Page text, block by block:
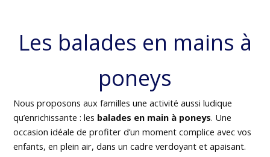
Les balades en mains à
poneys
Nous proposons aux familles une activité aussi ludique
qu’enrichissante : les balades en main à poneys. Une
occasion idéale de profiter d’un moment complice avec vos
enfants, en plein air, dans un cadre verdoyant et apaisant.